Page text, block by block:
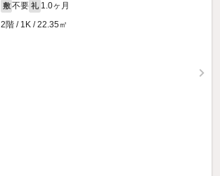
敷 不要 礼 1.0ヶ月
2階 / 1K / 22.35㎡